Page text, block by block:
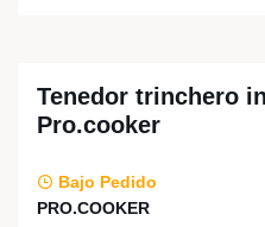
Tenedor trinchero
Pro.cooker
Bajo Pedido
PRO.COOKER